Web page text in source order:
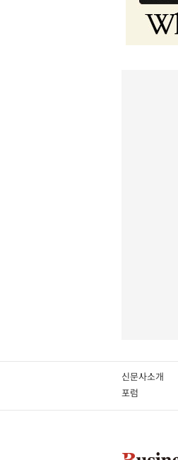
신문사소개
포럼